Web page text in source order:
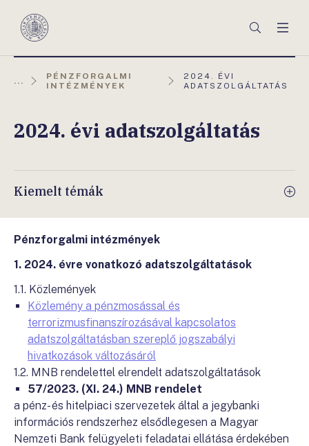
Magyar
Keresés
...
PÉNZFORGALMI
INTÉZMÉNYEK
AKTUÁLIS
OLDAL:
2024. ÉVI
ADATSZOLGÁLTATÁS
2024. évi adatszolgáltatás
Kiemelt témák
Pénzforgalmi intézmények
1. 2024. évre vonatkozó adatszolgáltatások
1.1. Közlemények
Közlemény a pénzmosással és
terrorizmusfinanszírozásával kapcsolatos
adatszolgáltatásban szereplő jogszabályi
hivatkozások változásáról
1.2. MNB rendelettel elrendelt adatszolgáltatások
57/2023. (XI. 24.) MNB rendelet
a pénz- és hitelpiaci szervezetek által a jegybanki
információs rendszerhez elsődlegesen a Magyar
Nemzeti Bank felügyeleti feladatai ellátása érdekében